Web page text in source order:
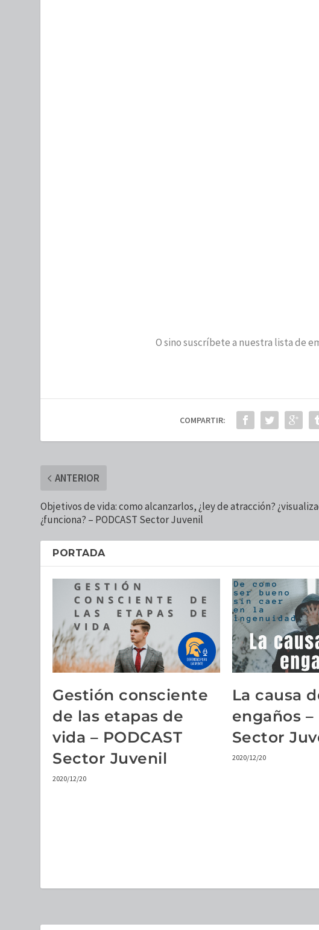
O sino suscríbete a nuestra lista de
COMPARTIR:
ANTERIOR
Objetivos de vida: como alcanzarlos, ¿ley de atracción?
¿funciona? – PODCAST Sector Juvenil
PORTADA
Gestión consciente
de las etapas de
vida – PODCAST
Sector Juvenil
2020/12/20
La causa
engaños –
Sector
2020/12/20